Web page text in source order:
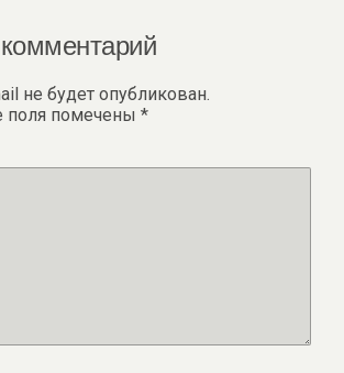
не будет опубликован.
поля помечены *